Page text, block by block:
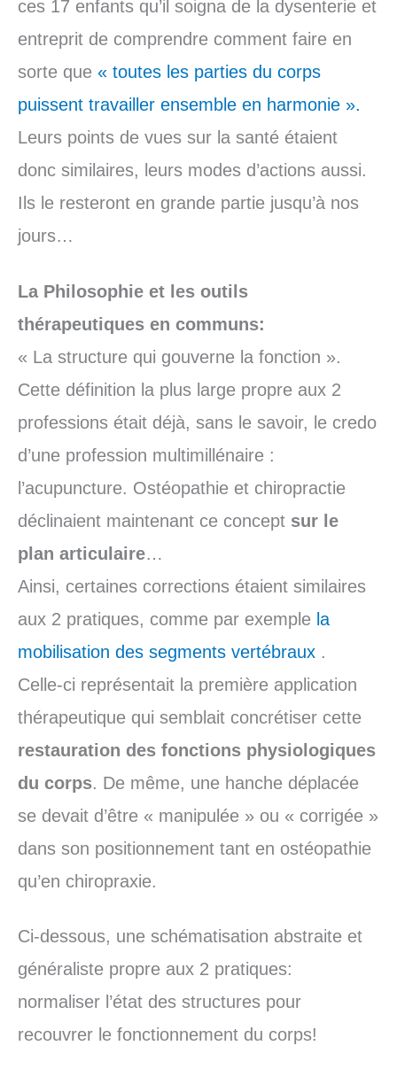
ces 17 enfants qu’il soigna de la dysenterie et
entreprit de comprendre comment faire en
sorte que « toutes les parties du corps
puissent travailler ensemble en harmonie ».
Leurs points de vues sur la santé étaient
donc similaires, leurs modes d’actions aussi.
Ils le resteront en grande partie jusqu’à nos
jours…
La Philosophie et les outils
thérapeutiques en communs:
« La structure qui gouverne la fonction ».
Cette définition la plus large propre aux 2
professions était déjà, sans le savoir, le credo
d’une profession multimillénaire :
l’acupuncture. Ostéopathie et chiropractie
déclinaient maintenant ce concept sur le
plan articulaire…
Ainsi, certaines corrections étaient similaires
aux 2 pratiques, comme par exemple la
mobilisation des segments vertébraux .
Celle-ci représentait la première application
thérapeutique qui semblait concrétiser cette
restauration des fonctions physiologiques
du corps. De même, une hanche déplacée
se devait d’être « manipulée » ou « corrigée »
dans son positionnement tant en ostéopathie
qu’en chiropraxie.
Ci-dessous, une schématisation abstraite et
généraliste propre aux 2 pratiques:
normaliser l’état des structures pour
recouvrer le fonctionnement du corps!